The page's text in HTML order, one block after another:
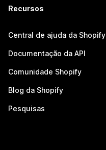
Recursos
Central de ajuda da Shopify
Documentação da API
Comunidade Shopify
Blog da Shopify
Pesquisas